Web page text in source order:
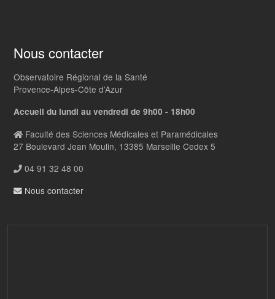
Nous contacter
Observatoire Régional de la Santé
Provence-Alpes-Côte d’Azur
Accueil du lundi au vendredi de 9h00 - 18h00
Faculté des Sciences Médicales et Paramédicales
27 Boulevard Jean Moulin, 13385 Marseille Cedex 5
04 91 32 48 00
Nous contacter